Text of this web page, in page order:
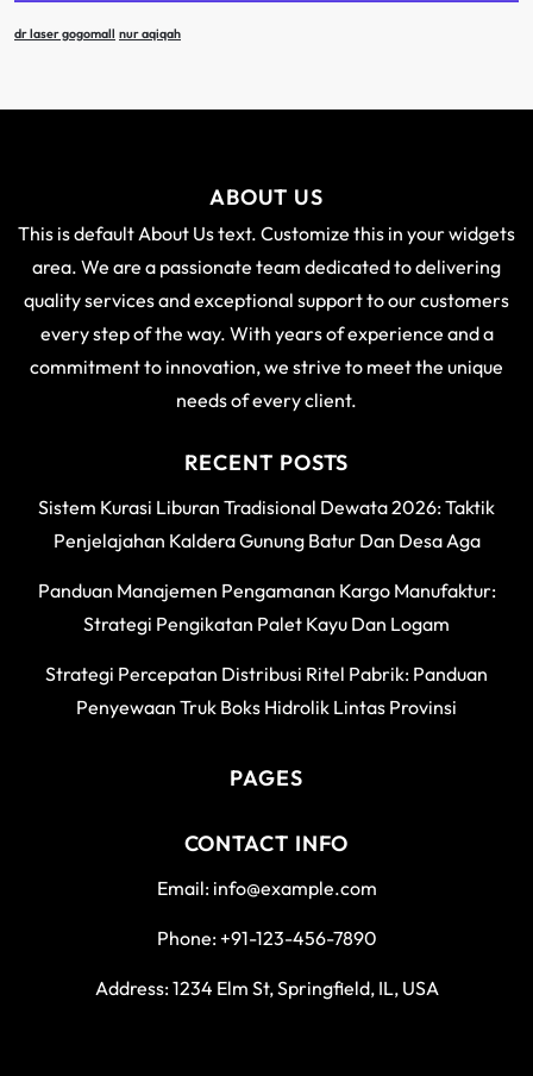
dr laser gogomall nur aqiqah
ABOUT US
This is default About Us text. Customize this in your widgets
area. We are a passionate team dedicated to delivering
quality services and exceptional support to our customers
every step of the way. With years of experience and a
commitment to innovation, we strive to meet the unique
needs of every client.
RECENT POSTS
Sistem Kurasi Liburan Tradisional Dewata 2026: Taktik
Penjelajahan Kaldera Gunung Batur Dan Desa Aga
Panduan Manajemen Pengamanan Kargo Manufaktur:
Strategi Pengikatan Palet Kayu Dan Logam
Strategi Percepatan Distribusi Ritel Pabrik: Panduan
Penyewaan Truk Boks Hidrolik Lintas Provinsi
PAGES
CONTACT INFO
Email: info@example.com
Phone: +91-123-456-7890
Address: 1234 Elm St, Springfield, IL, USA